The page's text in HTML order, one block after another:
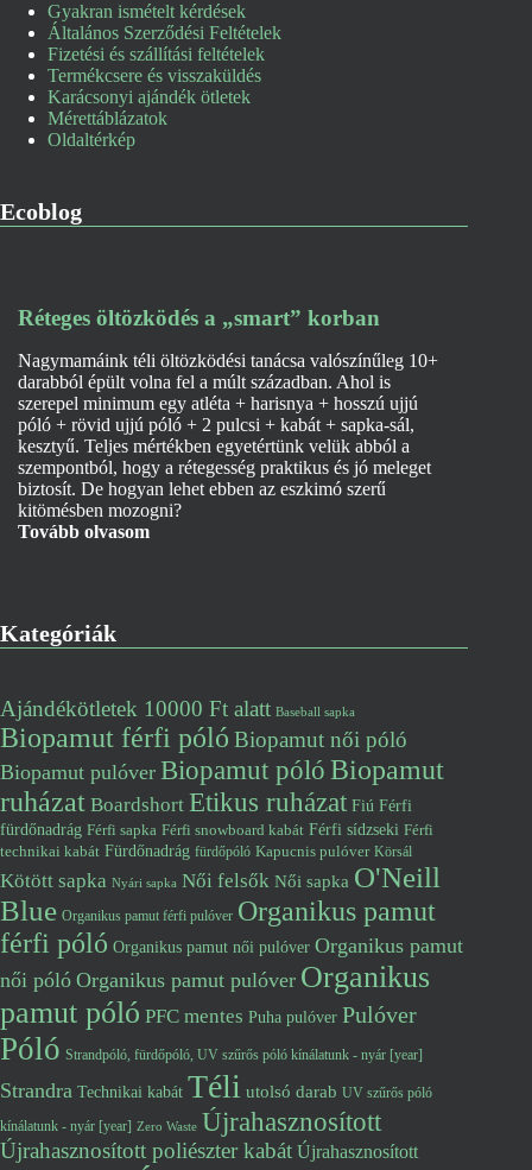
Gyakran ismételt kérdések
Általános Szerződési Feltételek
Fizetési és szállítási feltételek
Termékcsere és visszaküldés
Karácsonyi ajándék ötletek
Mérettáblázatok
Oldaltérkép
Ecoblog
Réteges öltözködés a „smart” korban
Nagymamáink téli öltözködési tanácsa valószínűleg 10+
darabból épült volna fel a múlt században. Ahol is
szerepel minimum egy atléta + harisnya + hosszú ujjú
póló + rövid ujjú póló + 2 pulcsi + kabát + sapka-sál,
kesztyű. Teljes mértékben egyetértünk velük abból a
szempontból, hogy a rétegesség praktikus és jó meleget
biztosít. De hogyan lehet ebben az eszkimó szerű
kitömésben mozogni?
Tovább olvasom
Kategóriák
Ajándékötletek 10000 Ft alatt Baseball sapka
Biopamut férfi póló Biopamut női póló
Biopamut pulóver Biopamut pólóBiopamut
ruházat Boardshort Etikus ruházat Fiú Férfi
fürdőnadrág Férfi sapka Férfi snowboard kabát Férfi sídzseki Férfi
technikai kabát Fürdőnadrág fürdőpóló Kapucnis pulóver Körsál
Kötött sapka Nyári sapka Női felsők Női sapka O'Neill
Blue Organikus pamut férfi pulóver Organikus pamut
férfi póló Organikus pamut női pulóver Organikus pamut
női póló Organikus pamut pulóver Organikus
pamut póló PFC mentes Puha pulóver Pulóver
Póló Strandpóló, fürdőpóló, UV szűrős póló kínálatunk - nyár [year]
Strandra Technikai kabát Téli utolsó darab UV szűrős póló
kínálatunk - nyár [year] Zero Waste Újrahasznosított
Újrahasznosított poliészter kabát Újrahasznosított